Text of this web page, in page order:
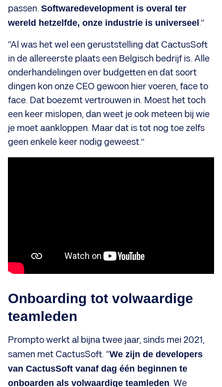
passen. Softwaredevelopment is overal ter
wereld hetzelfde, onze industrie is universeel .”
“Al was het wel een geruststelling dat CactusSoft
in de allereerste plaats een Belgisch bedrijf is. Alle
onderhandelingen over budgetten en dat soort
dingen kon onze CEO gewoon hier voeren, face to
face. Dat boezemt vertrouwen in. Moest het toch
een keer mislopen, dan weet je ook meteen bij wie
je moet aankloppen. Maar dat is tot nog toe zelfs
geen enkele keer nodig geweest.”
Onboarding tot volwaardige
teamleden
Prompto werkt al bijna twee jaar, sinds mei 2021,
samen met CactusSoft. “We zijn de developers
van CactusSoft vanaf dag één beginnen te
onboarden als volwaardige teamleden. We